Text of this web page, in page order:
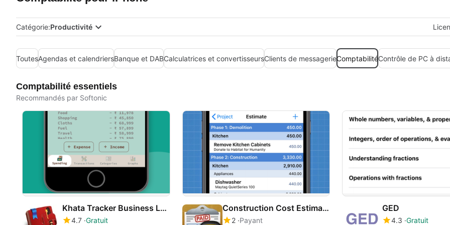
Catégorie:Productivité
ToutesAgendas et calendriersBanque et DABCalculatrices et convertisseursClients de messagerieComptabilitéContrôle de PC à
Comptabilité essentiels
Recommandés par Softonic
Khata Tracker Business Ledger Book Udhar Bahi CashBook
4.7 Gratuit
Construction Cost Estimator
2 Payant
GED
4.3 Gratuit